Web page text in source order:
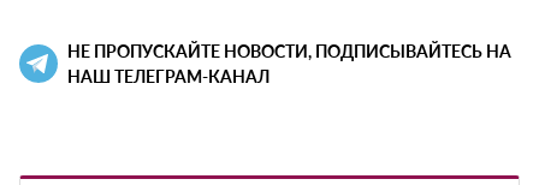
НЕ ПРОПУСКАЙТЕ НОВОСТИ, ПОДПИСЫВАЙТЕСЬ НА
НАШ ТЕЛЕГРАМ-КАНАЛ